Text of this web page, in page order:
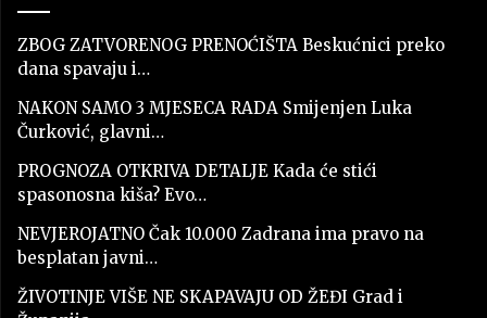
ZBOG ZATVORENOG PRENOĆIŠTA Beskućnici preko
dana spavaju i…
NAKON SAMO 3 MJESECA RADA Smijenjen Luka
Čurković, glavni…
PROGNOZA OTKRIVA DETALJE Kada će stići
spasonosna kiša? Evo…
NEVJEROJATNO Čak 10.000 Zadrana ima pravo na
besplatan javni…
ŽIVOTINJE VIŠE NE SKAPAVAJU OD ŽEĐI Grad i